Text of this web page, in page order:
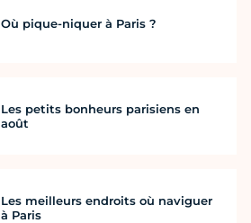
Où pique-niquer à Paris ?
Les petits bonheurs parisiens en
août
Les meilleurs endroits où naviguer
à Paris